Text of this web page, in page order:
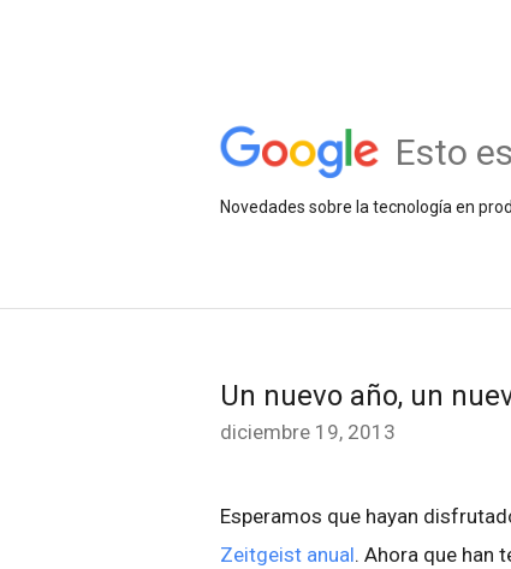
Esto
Novedades sobre la tecnología en
Un nuevo año, un
diciembre 19, 2013
Esperamos que hayan
Zeitgeist anual. Ahora que han